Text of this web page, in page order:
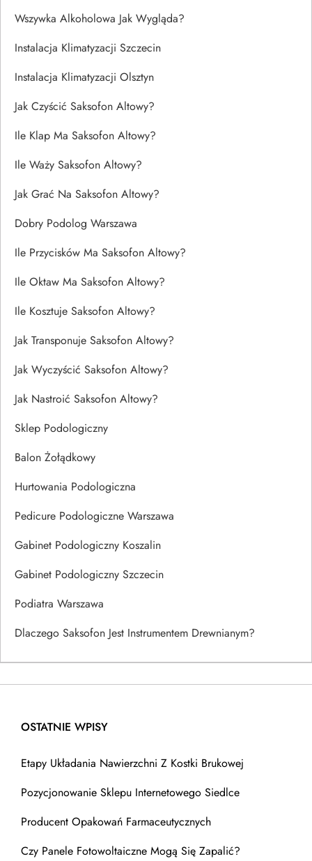
Wszywka Alkoholowa Jak Wygląda?
Instalacja Klimatyzacji Szczecin
Instalacja Klimatyzacji Olsztyn
Jak Czyścić Saksofon Altowy?
Ile Klap Ma Saksofon Altowy?
Ile Waży Saksofon Altowy?
Jak Grać Na Saksofon Altowy?
Dobry Podolog Warszawa
Ile Przycisków Ma Saksofon Altowy?
Ile Oktaw Ma Saksofon Altowy?
Ile Kosztuje Saksofon Altowy?
Jak Transponuje Saksofon Altowy?
Jak Wyczyścić Saksofon Altowy?
Jak Nastroić Saksofon Altowy?
Sklep Podologiczny
Balon Żołądkowy
Hurtowania Podologiczna
Pedicure Podologiczne Warszawa
Gabinet Podologiczny Koszalin
Gabinet Podologiczny Szczecin
Podiatra Warszawa
Dlaczego Saksofon Jest Instrumentem Drewnianym?
OSTATNIE WPISY
Etapy Układania Nawierzchni Z Kostki Brukowej
Pozycjonowanie Sklepu Internetowego Siedlce
Producent Opakowań Farmaceutycznych
Czy Panele Fotowoltaiczne Mogą Się Zapalić?